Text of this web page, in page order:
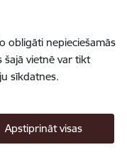
obligāti nepieciešamās
šajā vietnē var tikt
sīkdatnes.
Apstiprināt visas